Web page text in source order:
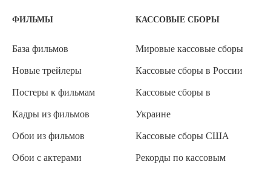
ФИЛЬМЫ
База фильмов
Новые трейлеры
Постеры к фильмам
Кадры из фильмов
Обои из фильмов
Обои с актерами
КАССОВЫЕ СБОРЫ
Мировые кассовые сборы
Кассовые сборы в России
Кассовые сборы в
Украине
Кассовые сборы США
Рекорды по кассовым